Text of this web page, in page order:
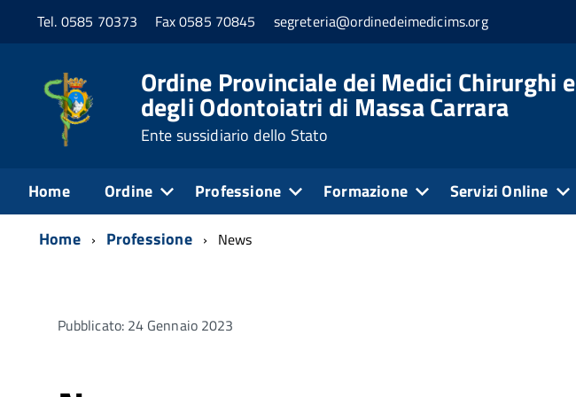
Tel. 0585 70373 Fax 0585 70845 segreteria@ordinedeimedicims.org
Ordine Provinciale dei Medici Chirurghi e
degli Odontoiatri di Massa Carrara
Ente sussidiario dello Stato
Home Ordine Professione Formazione Servizi Online
Home Professione News
Pubblicato: 24 Gennaio 2023